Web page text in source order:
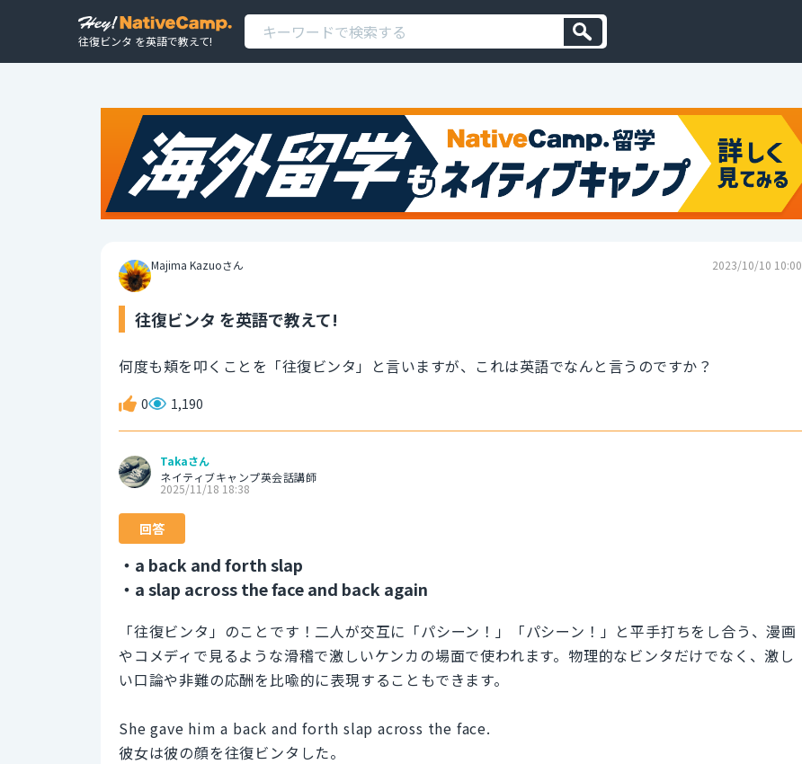
往復ビンタ を英語で教えて!
Majima Kazuoさん 2023/10/10 10:00
往復ビンタ を英語で教えて!
何度も頬を叩くことを「往復ビンタ」と言いますが、これは英語でなんと言うのですか？
0 1,190
Takaさん
ネイティブキャンプ英会話講師
2025/11/18 18:38
回答
・a back and forth slap
・a slap across the face and back again
「往復ビンタ」のことです！二人が交互に「パシーン！」「パシーン！」と平手打ちをし合う、漫画
やコメディで見るような滑稽で激しいケンカの場面で使われます。物理的なビンタだけでなく、激し
い口論や非難の応酬を比喩的に表現することもできます。
She gave him a back and forth slap across the face.
彼女は彼の顔を往復ビンタした。